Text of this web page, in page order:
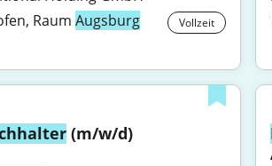
RaumAugsburg Vollzeit
(m/w/d)